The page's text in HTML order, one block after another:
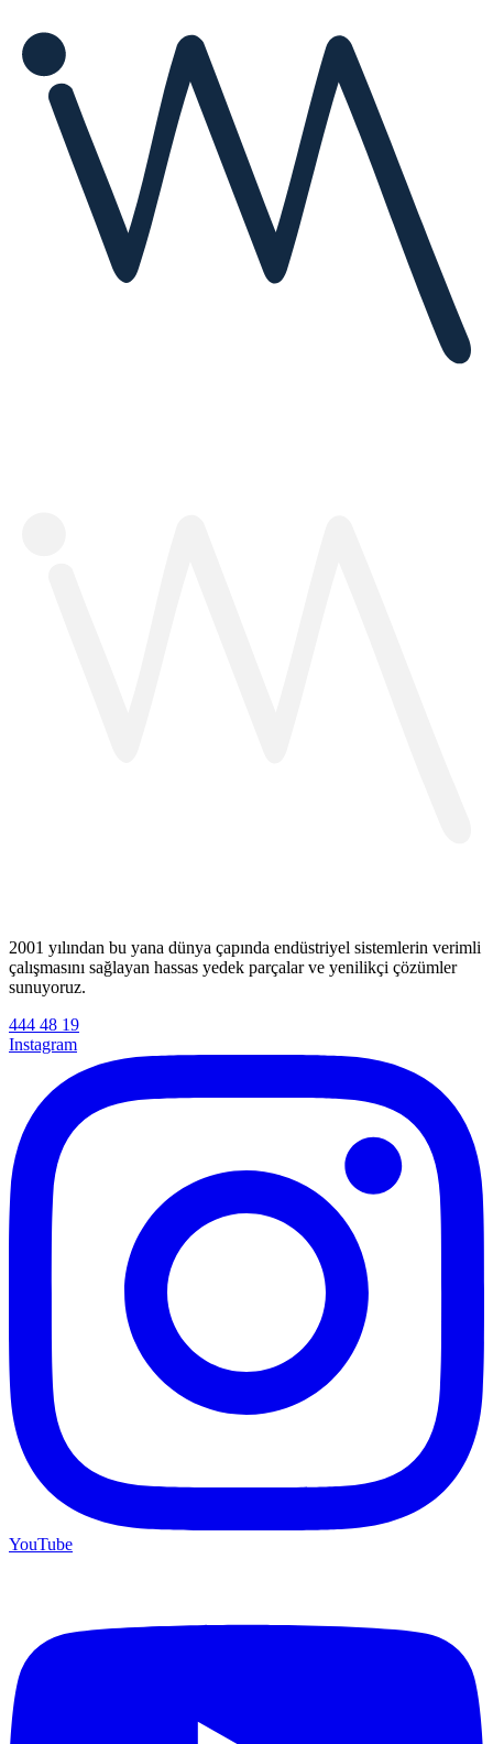
2001 yılından bu yana dünya çapında endüstriyel sistemlerin verimli
çalışmasını sağlayan hassas yedek parçalar ve yenilikçi çözümler
sunuyoruz.
444 48 19
Instagram
YouTube